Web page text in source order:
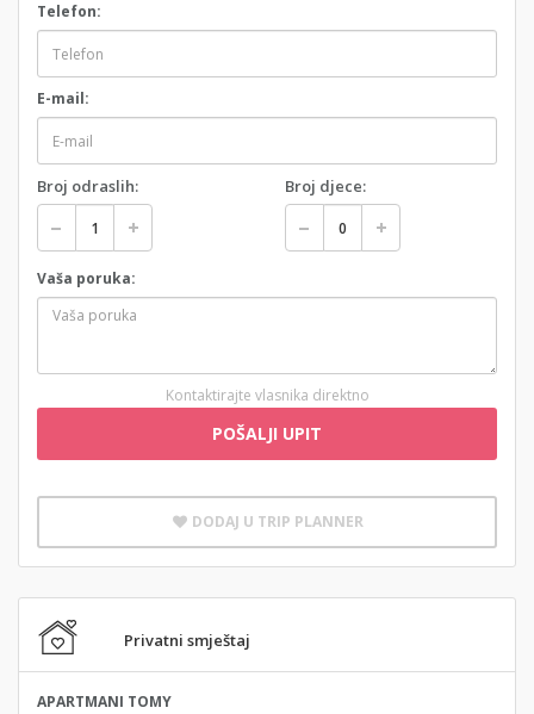
Telefon:
E-mail:
Broj odraslih: Broj djece:
Vaša poruka:
Kontaktirajte vlasnika direktno
POŠALJI UPIT
DODAJ U TRIP PLANNER
Privatni smještaj
APARTMANI TOMY